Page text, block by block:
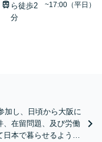
ら徒歩2
分
~17:00（平日）
加し、日頃から大阪に
、在留問題、及び労働
日本で暮らせるようサ